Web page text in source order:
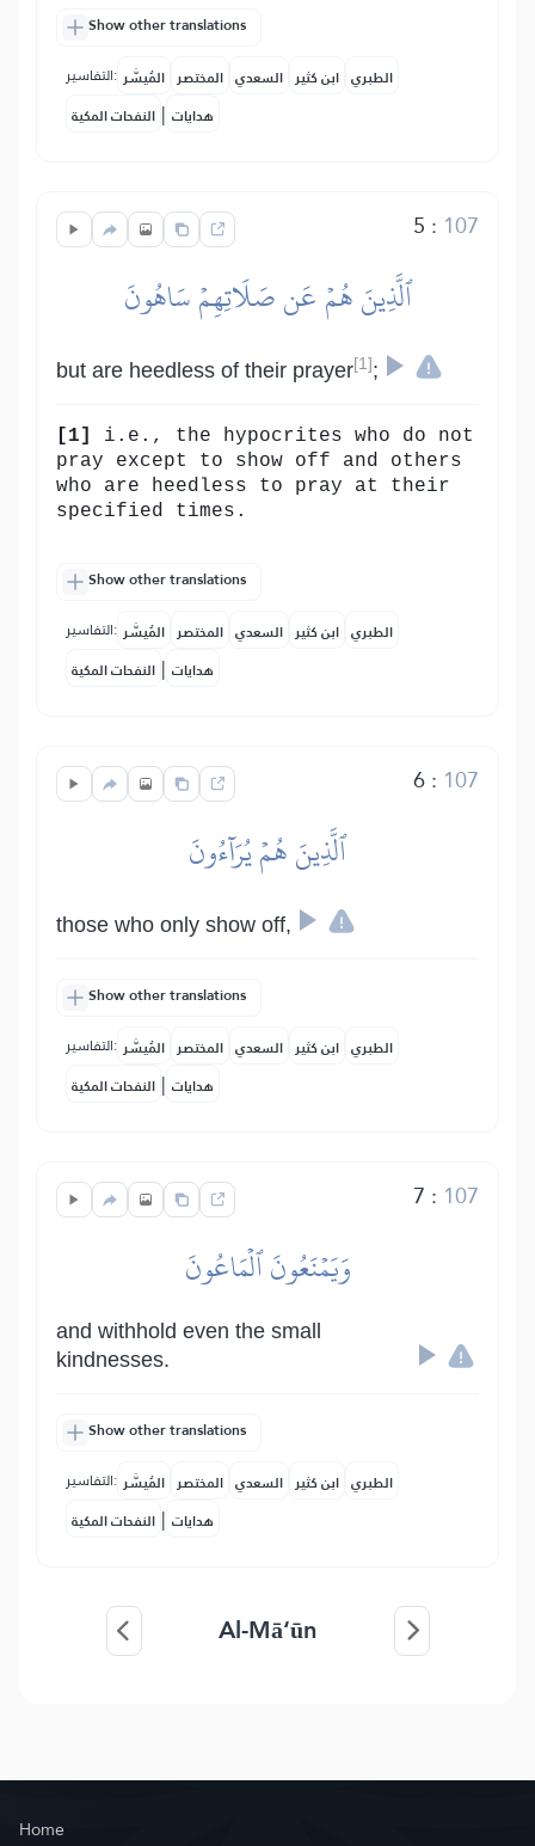
Show other translations
التفاسير: المُيسَّر المختصر السعدي ابن كثير الطبري
النفحات المكية | هدايات
5 : 107
ٱلَّذِينَ هُمۡ عَن صَلَاتِهِمۡ سَاهُونَ
but are heedless of their prayer[1] ;
[1]
i.e., the hypocrites who do not
pray except to show off and others
who are heedless to pray at their
specified times.
Show other translations
التفاسير: المُيسَّر المختصر السعدي ابن كثير الطبري
النفحات المكية | هدايات
6: 107
ٱلَّذِينَ هُمۡ يُرَآءُونَ
those who only show off,
Show other translations
التفاسير: المُيسَّر المختصر السعدي ابن كثير الطبري
النفحات المكية | هدايات
7 : 107
وَيَمۡنَعُونَ ٱلۡمَاعُونَ
and withhold even the small
kindnesses.
Show other translations
التفاسير: المُيسَّر المختصر السعدي ابن كثير الطبري
النفحات المكية | هدايات
Al-Mā‘ūn
Home